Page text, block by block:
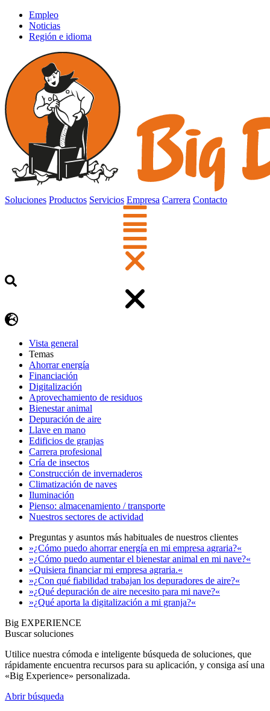
Empleo
Noticias
Región e idioma
Soluciones Productos Servicios Empresa Carrera Contacto
Vista general
Temas
Ahorrar energía
Financiación
Digitalización
Aprovechamiento de residuos
Bienestar animal
Depuración de aire
Llave en mano
Edificios de granjas
Carrera profesional
Cría de insectos
Construcción de invernaderos
Climatización de naves
Iluminación
Pienso: almacenamiento / transporte
Nuestros sectores de actividad
Preguntas y asuntos más habituales de nuestros clientes
»¿Cómo puedo ahorrar energía en mi empresa agraria?«
»¿Cómo puedo aumentar el bienestar animal en mi nave?«
»Quisiera financiar mi empresa agraria.«
»¿Con qué fiabilidad trabajan los depuradores de aire?«
»¿Qué depuración de aire necesito para mi nave?«
»¿Qué aporta la digitalización a mi granja?«
Big EXPERIENCE
Buscar soluciones
Utilice nuestra cómoda e inteligente búsqueda de soluciones, que
rápidamente encuentra recursos para su aplicación, y consiga así una
«Big Experience» personalizada.
Abrir búsqueda